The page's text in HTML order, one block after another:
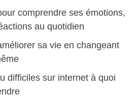
comprendre ses émotions,
au quotidien
sa vie en changeant
difficiles sur internet à quoi